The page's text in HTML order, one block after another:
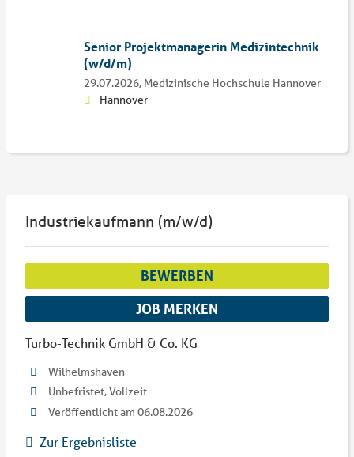
Senior Projektmanagerin Medizintechnik
(w/d/m)
29.07.2026, Medizinische Hochschule Hannover
Hannover
Industriekaufmann (m/w/d)
BEWERBEN
JOB MERKEN
Turbo-Technik GmbH & Co. KG
Wilhelmshaven
Unbefristet, Vollzeit
Veröffentlicht am 06.08.2026
Zur Ergebnisliste